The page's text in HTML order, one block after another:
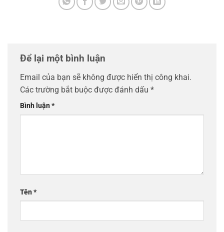
Để lại một bình luận
Email của bạn sẽ không được hiển thị công khai.
Các trường bắt buộc được đánh dấu *
Bình luận*
Tên*